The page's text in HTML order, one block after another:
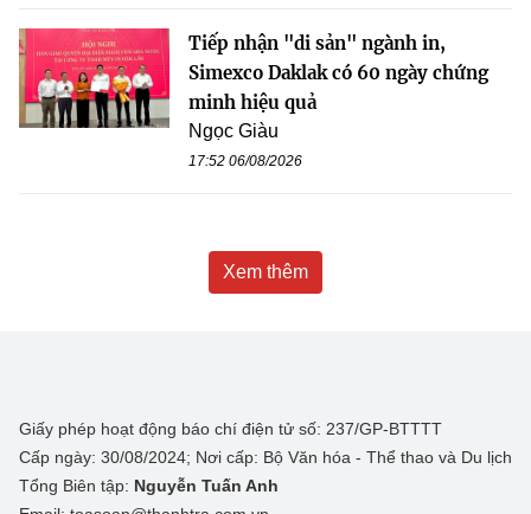
Tiếp nhận "di sản" ngành in,
Simexco Daklak có 60 ngày chứng
minh hiệu quả
Ngọc Giàu
17:52 06/08/2026
Xem thêm
Giấy phép hoạt động báo chí điện tử số: 237/GP-BTTTT
Cấp ngày: 30/08/2024; Nơi cấp: Bộ Văn hóa - Thể thao và Du lịch
Tổng Biên tập: Nguyễn Tuấn Anh